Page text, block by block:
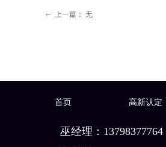
ꂃ 上一篇： 无
首页 高新认定
巫经理：13798377764